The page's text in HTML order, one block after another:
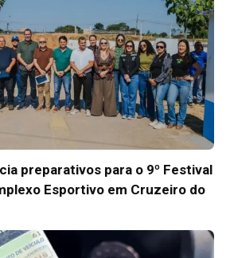
preparativos para o 9º Festival
Esportivo em Cruzeiro do